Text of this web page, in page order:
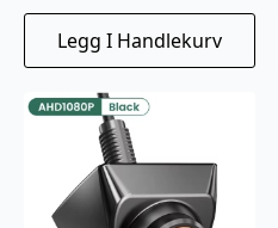
Legg I Handlekurv